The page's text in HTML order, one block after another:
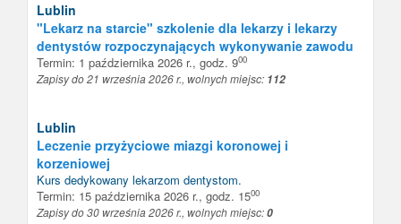
Lublin
"Lekarz na starcie" szkolenie dla lekarzy i lekarzy
dentystów rozpoczynających wykonywanie zawodu
Termin: 1 października 2026 r., godz. 900
Zapisy do 21 września 2026 r., wolnych miejsc: 112
Lublin
Leczenie przyżyciowe miazgi koronowej i
korzeniowej
Kurs dedykowany lekarzom dentystom.
Termin: 15 października 2026 r., godz. 1500
Zapisy do 30 września 2026 r., wolnych miejsc:0